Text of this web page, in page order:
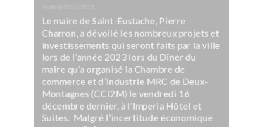
Le maire de Saint-Eustache, Pierre
Charron, a dévoilé les nombreux projets et
investissements qui seront faits par la ville
lors de l’année 2023 lors du Dîner du
maire qu’a organisé la Chambre de
commerce et d’industrie MRC de Deux-
Montagnes (CCI2M) le vendredi 16
décembre dernier, à l’Imperia Hôtel et
Suites. Malgré l’incertitude économique